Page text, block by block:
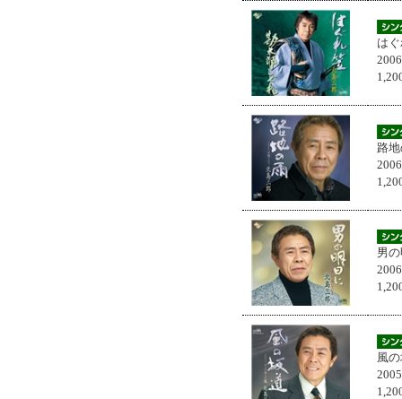
は
路
男
風